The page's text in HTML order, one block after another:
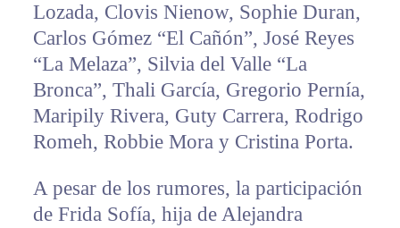
Lozada, Clovis Nienow, Sophie Duran,
Carlos Gómez “El Cañón”, José Reyes
“La Melaza”, Silvia del Valle “La
Bronca”, Thali García, Gregorio Pernía,
Maripily Rivera, Guty Carrera, Rodrigo
Romeh, Robbie Mora y Cristina Porta.
A pesar de los rumores, la participación
de Frida Sofía, hija de Alejandra